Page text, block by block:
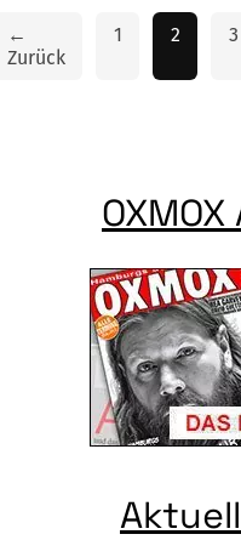
←
Zurück
1 2 3
OXMOX